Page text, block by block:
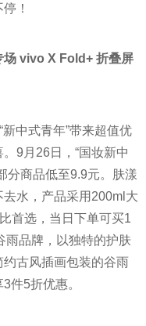
！
场 vivo X Fold+ 折叠屏
新中式青年”带来超值优
9月26日，“国妆新中
分商品低至9.9元。肤漾
水，产品采用200ml大
首选，当日下单可买1
雨品牌，以独特的护肤
古风插画包装的谷雨
件5折优惠。